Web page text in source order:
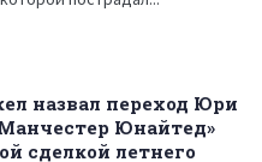
назвал переход Юри
Юнайтед»
сделкой летнего